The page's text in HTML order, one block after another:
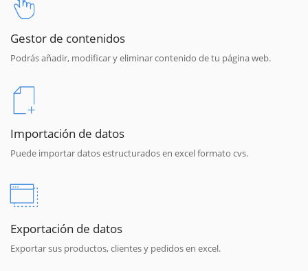
Gestor de contenidos
Podrás añadir, modificar y eliminar contenido de tu página web.
Importación de datos
Puede importar datos estructurados en excel formato cvs.
Exportación de datos
Exportar sus productos, clientes y pedidos en excel.